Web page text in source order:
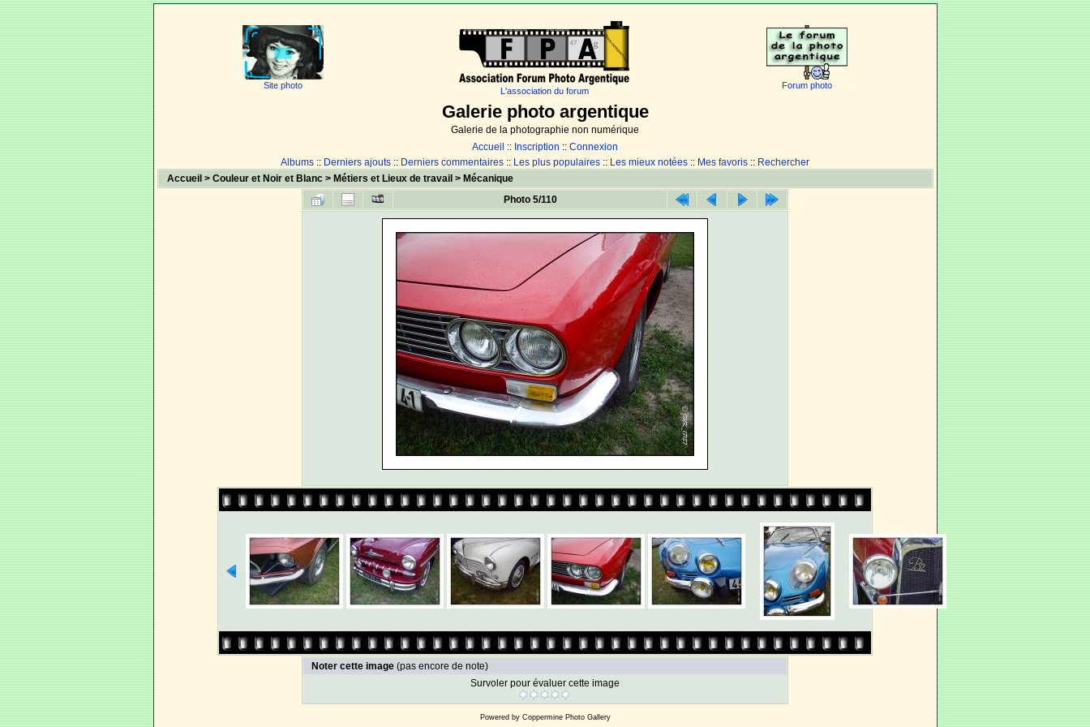
Site photo
L'association du forum
Forum photo
Galerie photo argentique
Galerie de la photographie non numérique
Accueil :: Inscription :: Connexion
Albums :: Derniers ajouts :: Derniers commentaires :: Les plus populaires :: Les mieux notées :: Mes favoris :: Rechercher
Accueil > Couleur et Noir et Blanc> Métiers et Lieux de travail > Mécanique
Photo 5/110
Noter cette image (pas encore de note)
Survoler pour évaluer cette image
Powered by Coppermine Photo Gallery